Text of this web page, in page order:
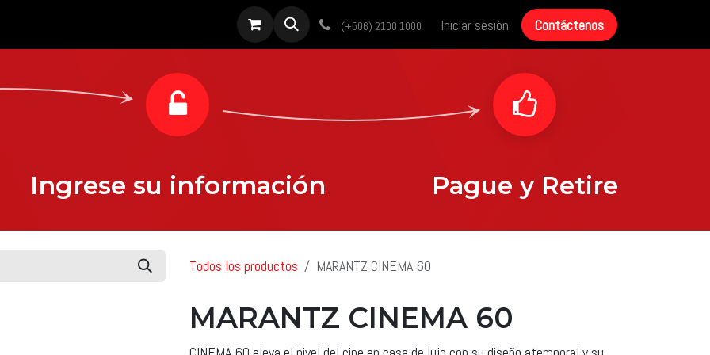
Sobre nosotros Noticias Historias de éxito Contáctenos
(+506) 2100 1000 Iniciar sesión Contáctenos
Ingrese su información Pague y Retire
Todos los productos MARANTZ CINEMA 60
MARANTZ CINEMA 60